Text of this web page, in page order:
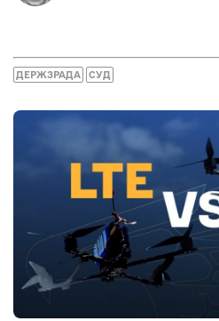
ДЕРЖЗРАДА СУД